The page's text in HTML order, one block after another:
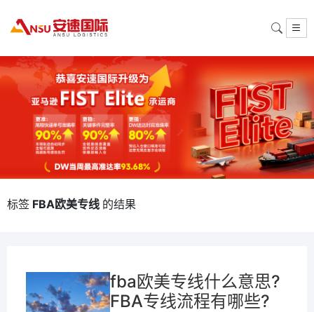
标签 FBA欧美专线 的结果
fba欧美专线什么意思?
FBA专线流程有哪些?